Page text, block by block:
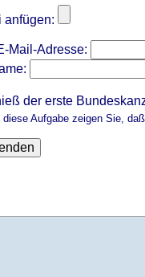
anfügen:
Mail-Adresse:
der erste
diese Aufgabe zeigen Sie,